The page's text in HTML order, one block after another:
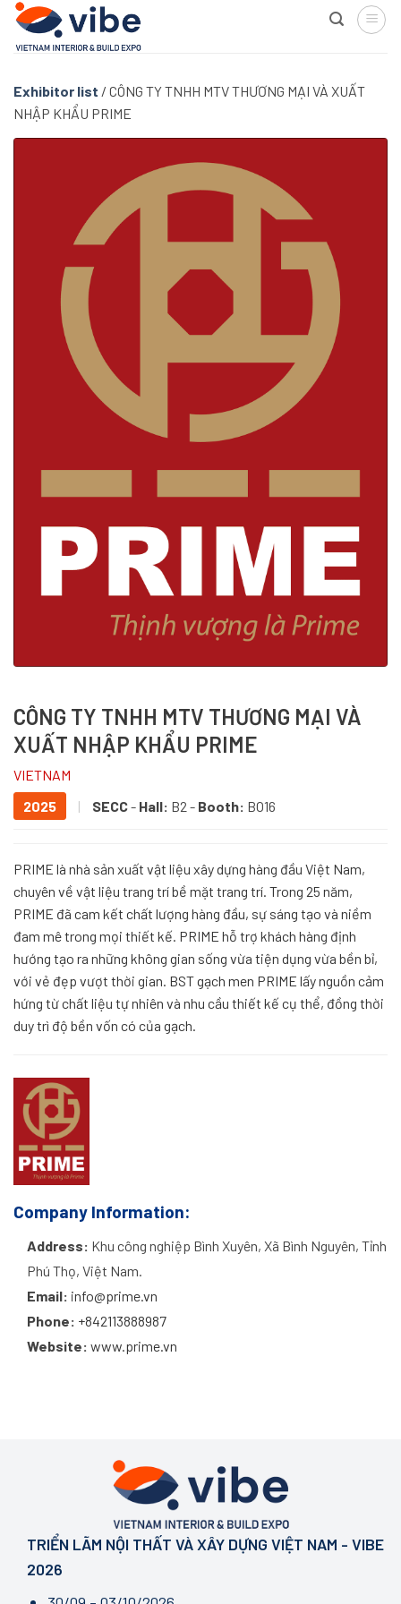
Skip
content
Exhibitor list / CÔNG TY TNHH MTV THƯƠNG MẠI VÀ XUẤT
NHẬP KHẨU PRIME
CÔNG TY TNHH MTV THƯƠNG MẠI VÀ
XUẤT NHẬP KHẨU PRIME
VIETNAM
2025
| SECC- Hall: B2 - Booth: BO16
PRIME là nhà sản xuất vật liệu xây dựng hàng đầu Việt Nam,
chuyên về vật liệu trang trí bề mặt trang trí. Trong 25 năm,
PRIME đã cam kết chất lượng hàng đầu, sự sáng tạo và niềm
đam mê trong mọi thiết kế. PRIME hỗ trợ khách hàng định
hướng tạo ra những không gian sống vừa tiện dụng vừa bền bỉ,
với vẻ đẹp vượt thời gian. BST gạch men PRIME lấy nguồn cảm
hứng từ chất liệu tự nhiên và nhu cầu thiết kế cụ thể, đồng thời
duy trì độ bền vốn có của gạch.
Company Information:
Address: Khu công nghiệp Bình Xuyên, Xã Bình Nguyên, Tỉnh
Phú Thọ, Việt Nam.
Email: info@prime.vn
Phone: +842113888987
Website: www.prime.vn
TRIỂN LÃM NỘI THẤT VÀ XÂY DỰNG VIỆT NAM - VIBE
2026